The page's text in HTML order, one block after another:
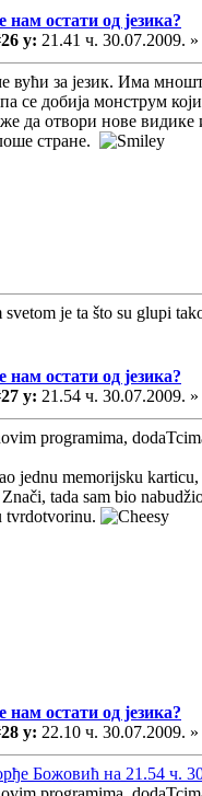
остати од језика?
у: 21.41 ч. 30.07.2009. »
вући за језик. Има
се добија монструм
да отвори нове
стране.
je ta što su glupi
остати од језика?
у: 21.54 ч. 30.07.2009. »
programima,
jednu memorijsku
tada sam bio
tvrdotvorinu.
остати од језика?
у: 22.10 ч. 30.07.2009. »
Божовић на 21.54 ч.